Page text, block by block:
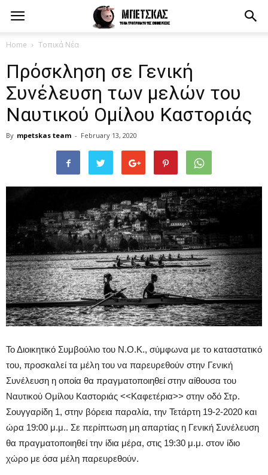
Home Τοπικά Νέα
Πρόσκληση σε Γενική
Συνέλευση των μελών του
Ναυτικού Ομίλου Καστοριάς
By mpetskas team - February 13, 2020
Το Διοικητικό Συμβούλιο του Ν.Ο.Κ., σύμφωνα με το καταστατικό
του, προσκαλεί τα μέλη του να παρευρεθούν στην Γενική
Συνέλευση η οποία θα πραγματοποιηθεί στην αίθουσα του
Ναυτικού Ομίλου Καστοριάς <<Καφετέρια>> στην οδό Στρ.
Σουγγαρίδη 1, στην βόρεια παραλία, την Τετάρτη 19-2-2020 και
ώρα 19:00 μ.μ.. Σε περίπτωση μη απαρτίας η Γενική Συνέλευση
θα πραγματοποιηθεί την ίδια μέρα, στις 19:30 μ.μ. στον ίδιο
χώρο με όσα μέλη παρευρεθούν.